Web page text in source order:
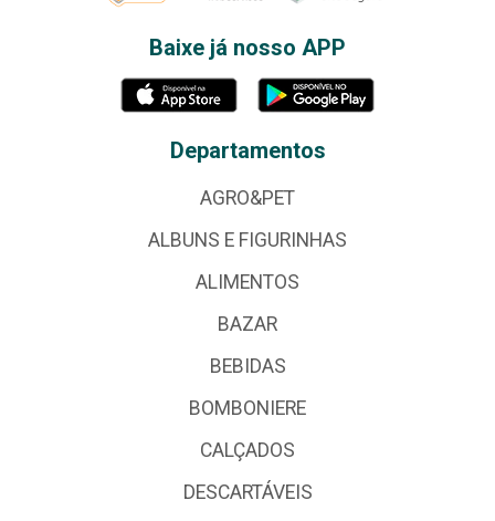
Baixe já nosso APP
Departamentos
AGRO&PET
ALBUNS E FIGURINHAS
ALIMENTOS
BAZAR
BEBIDAS
BOMBONIERE
CALÇADOS
DESCARTÁVEIS